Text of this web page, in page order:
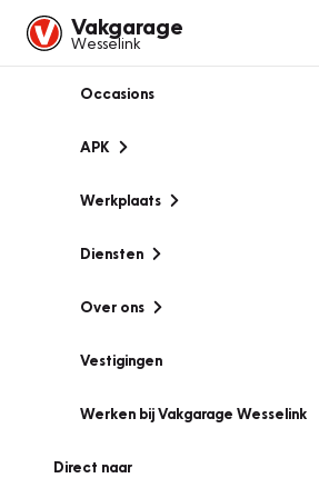
Vakgarage
Wesselink
Occasions
APK
Werkplaats
Diensten
Over ons
Vestigingen
Werken bij Vakgarage Wesselink
Direct naar